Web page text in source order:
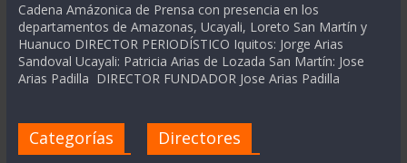
Cadena Amázonica de Prensa con presencia en los
departamentos de Amazonas, Ucayali, Loreto San Martín y
Huanuco DIRECTOR PERIODÍSTICO Iquitos: Jorge Arias
Sandoval Ucayali: Patricia Arias de Lozada San Martín: Jose
Arias Padilla DIRECTOR FUNDADOR Jose Arias Padilla
Categorías Directores